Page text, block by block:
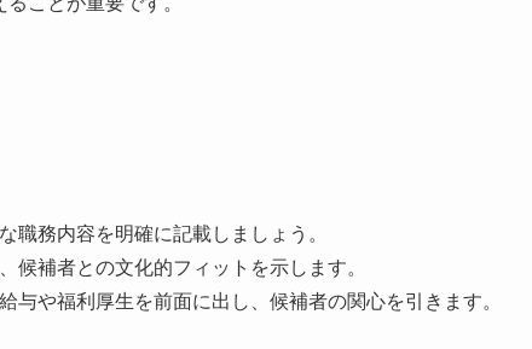
職務内容を明確に記載しましょう。
候補者との文化的フィットを示します。
与や福利厚生を前面に出し、候補者の関心を引きます。